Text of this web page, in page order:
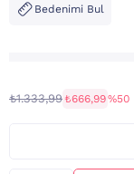
Bedenimi Bul
₺1.333,99 ₺666,99%50